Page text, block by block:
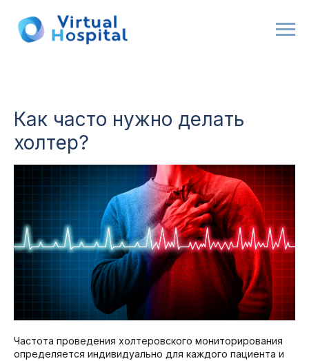
Как часто нужно делать
холтер?
Частота проведения холтеровского мониторирования
определяется индивидуально для каждого пациента и